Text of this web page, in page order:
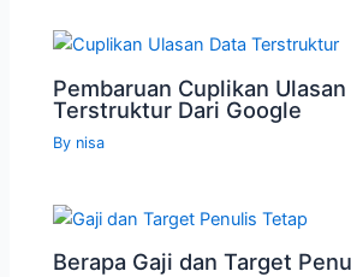
Pembaruan Cuplikan Ulasan
Terstruktur Dari Google
By nisa
Berapa Gaji dan Target